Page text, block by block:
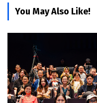
You May Also Like!